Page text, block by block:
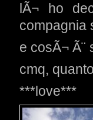
lÃ¬ ho
compagnia
e cosÃ¬ Ã¨
cmq,
***love***